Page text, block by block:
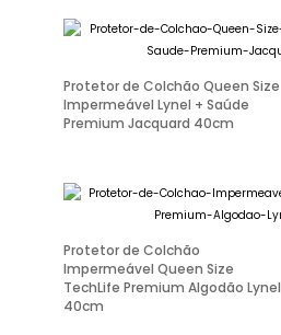
Protetor de Colchão Queen Size
Impermeável Lynel + Saúde
Premium Jacquard 40cm
Protetor de Colchão
Impermeável Queen Size
TechLife Premium Algodão Lynel
40cm